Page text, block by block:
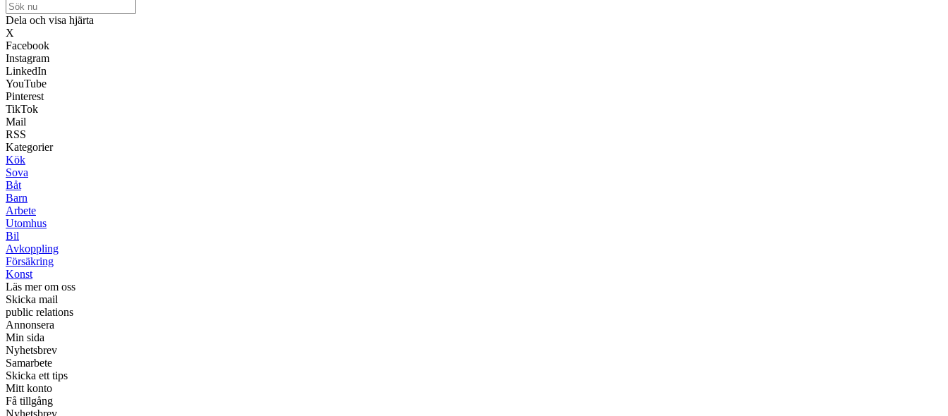
Dela och visa hjärta
X
Facebook
Instagram
LinkedIn
YouTube
Pinterest
TikTok
Mail
RSS
Kategorier
Kök
Sova
Båt
Barn
Arbete
Utomhus
Bil
Avkoppling
Försäkring
Konst
Läs mer om oss
Skicka mail
public relations
Annonsera
Min sida
Nyhetsbrev
Samarbete
Skicka ett tips
Mitt konto
Få tillgång